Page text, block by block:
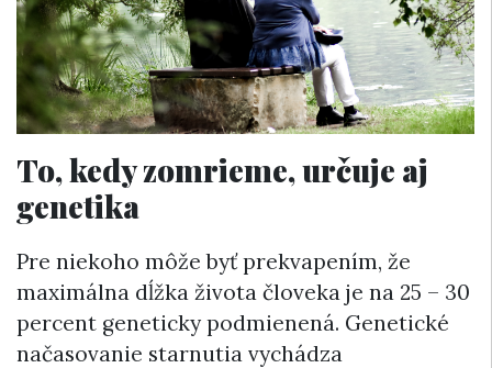
To, kedy zomrieme, určuje aj
genetika
Pre niekoho môže byť prekvapením, že
maximálna dĺžka života človeka je na 25 – 30
percent geneticky podmienená. Genetické
načasovanie starnutia vychádza